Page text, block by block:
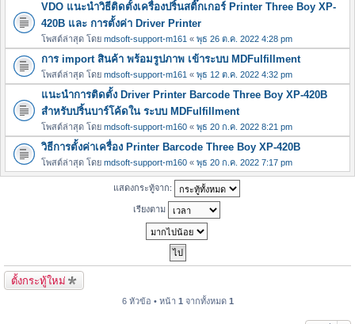
VDO แนะนำวิธีติดตั้งเครื่องปริ้นสติ๊กเกอร์ Printer Three Boy XP-
420B และ การตั้งค่า Driver Printer
โพสต์ล่าสุด โดย mdsoft-support-m161 « พุธ 26 ต.ค. 2022 4:28 pm
การ import สินค้า พร้อมรูปภาพ เข้าระบบ MDFulfillment
โพสต์ล่าสุด โดย mdsoft-support-m161 « พุธ 12 ต.ค. 2022 4:32 pm
แนะนำการติดตั้ง Driver Printer Barcode Three Boy XP-420B
สำหรับปริ้นบาร์โค้ดใน ระบบ MDFulfillment
โพสต์ล่าสุด โดย mdsoft-support-m160 « พุธ 20 ก.ค. 2022 8:21 pm
วิธีการตั้งค่าเครื่อง Printer Barcode Three Boy XP-420B
โพสต์ล่าสุด โดย mdsoft-support-m160 « พุธ 20 ก.ค. 2022 7:17 pm
แสดงกระทู้จาก:
เรียงตาม
ตั้งกระทู้ใหม่
6 หัวข้อ • หน้า 1 จากทั้งหมด 1